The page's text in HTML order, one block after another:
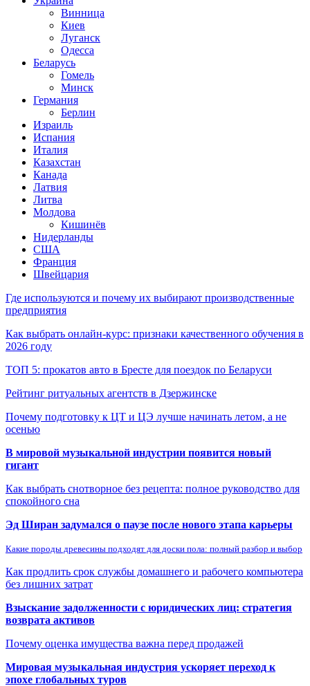
Винница
Киев
Луганск
Одесса
Беларусь
Гомель
Минск
Германия
Берлин
Израиль
Испания
Италия
Казахстан
Канада
Латвия
Литва
Молдова
Кишинёв
Нидерланды
США
Франция
Швейцария
Где используются и почему их выбирают производственные
предприятия
Как выбрать онлайн-курс: признаки качественного обучения в
2026 году
ТОП 5: прокатов авто в Бресте для поездок по Беларуси
Рейтинг ритуальных агентств в Дзержинске
Почему подготовку к ЦТ и ЦЭ лучше начинать летом, а не
осенью
В мировой музыкальной индустрии появится новый
гигант
Как выбрать снотворное без рецепта: полное руководство для
спокойного сна
Эд Ширан задумался о паузе после нового этапа карьеры
Какие породы древесины подходят для доски пола: полный разбор и выбор
Как продлить срок службы домашнего и рабочего компьютера
без лишних затрат
Взыскание задолженности с юридических лиц: стратегия
возврата активов
Почему оценка имущества важна перед продажей
Мировая музыкальная индустрия ускоряет переход к
эпохе глобальных туров